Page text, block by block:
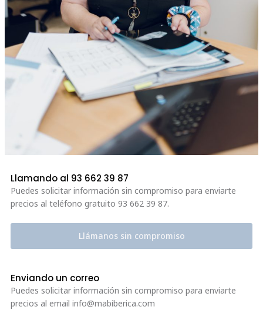
Llamando al 93 662 39 87
Puedes solicitar información sin compromiso para enviarte
precios al teléfono gratuito 93 662 39 87.
Llámanos sin compromiso
Enviando un correo
Puedes solicitar información sin compromiso para enviarte
precios al email info@mabiberica.com